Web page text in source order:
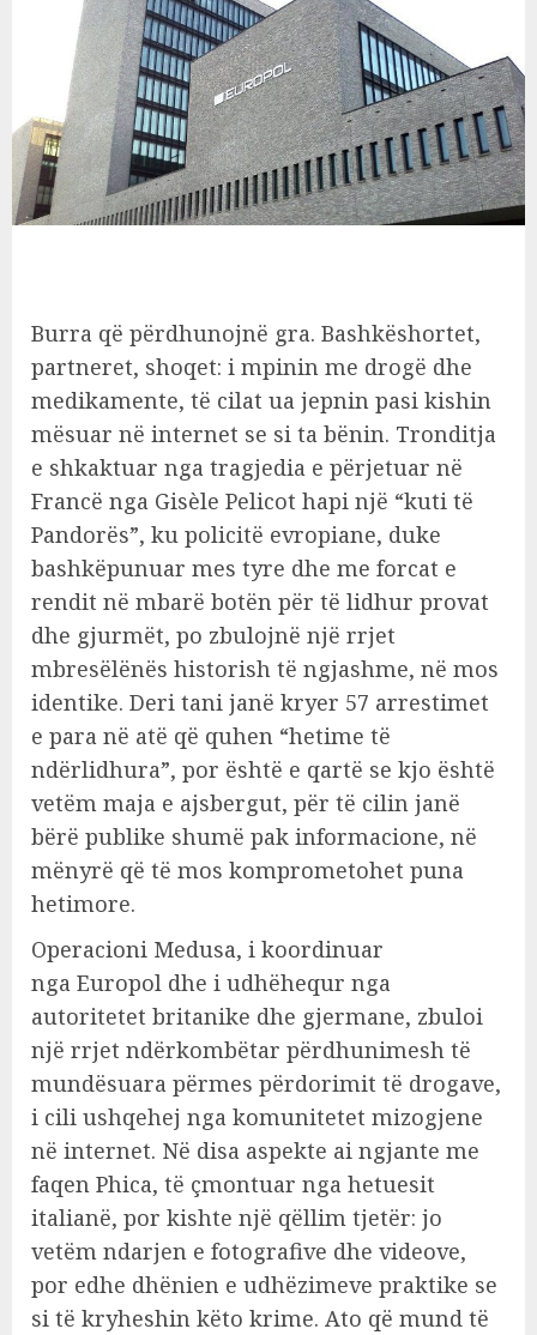
Burra që përdhunojnë gra. Bashkëshortet,
partneret, shoqet: i mpinin me drogë dhe
medikamente, të cilat ua jepnin pasi kishin
mësuar në internet se si ta bënin. Tronditja
e shkaktuar nga tragjedia e përjetuar në
Francë nga Gisèle Pelicot hapi një “kuti të
Pandorës”, ku policitë evropiane, duke
bashkëpunuar mes tyre dhe me forcat e
rendit në mbarë botën për të lidhur provat
dhe gjurmët, po zbulojnë një rrjet
mbresëlënës historish të ngjashme, në mos
identike. Deri tani janë kryer 57 arrestimet
e para në atë që quhen “hetime të
ndërlidhura”, por është e qartë se kjo është
vetëm maja e ajsbergut, për të cilin janë
bërë publike shumë pak informacione, në
mënyrë që të mos komprometohet puna
hetimore.
Operacioni Medusa, i koordinuar
nga Europol dhe i udhëhequr nga
autoritetet britanike dhe gjermane, zbuloi
një rrjet ndërkombëtar përdhunimesh të
mundësuara përmes përdorimit të drogave,
i cili ushqehej nga komunitetet mizogjene
në internet. Në disa aspekte ai ngjante me
faqen Phica, të çmontuar nga hetuesit
italianë, por kishte një qëllim tjetër: jo
vetëm ndarjen e fotografive dhe videove,
por edhe dhënien e udhëzimeve praktike se
si të kryheshin këto krime. Ato që mund të